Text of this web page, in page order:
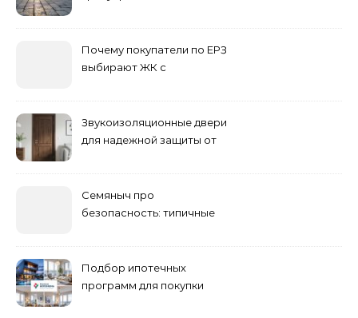
Почему покупатели по ЕРЗ
выбирают ЖК с
Звукоизоляционные двери
для надежной защиты от
Семяныч про
безопасность: типичные
Подбор ипотечных
программ для покупки